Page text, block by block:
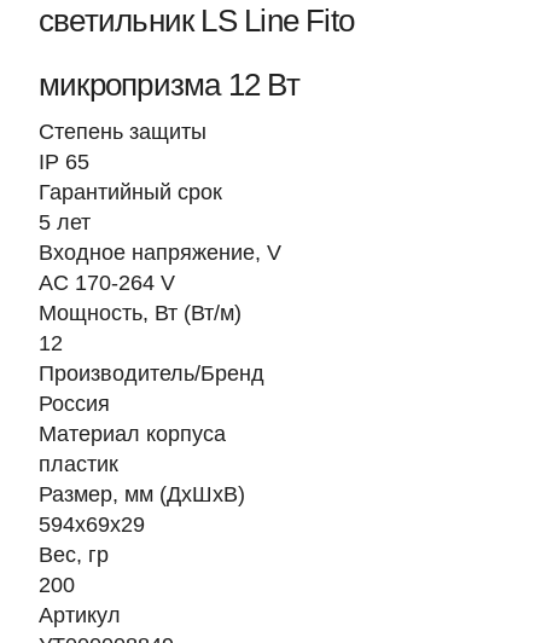
светильник LS Line Fito
микропризма 12 Вт
Степень защиты
IP 65
Гарантийный срок
5 лет
Входное напряжение, V
AC 170-264 V
Мощность, Вт (Вт/м)
12
Производитель/Бренд
Россия
Материал корпуса
пластик
Размер, мм (ДхШхВ)
594х69х29
Вес, гр
200
Артикул